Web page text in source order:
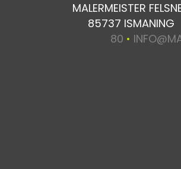
MALERMEISTER
85737 ISMANING
80 •